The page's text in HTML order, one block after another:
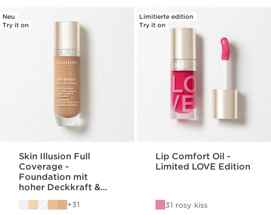
Neu
Try it on
Skin Illusion Full
Coverage -
Foundation mit
hoher Deckkraft &
mattem Finish
31
Limitierte edition
Try it on
Lip Comfort Oil -
Limited LOVE Edition
31 rosy kiss